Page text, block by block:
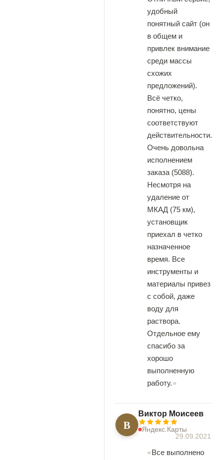
удобный
понятный сайт (он
в общем и
привлек внимание
среди массы
схожих
предложений).
Всё четко,
понятно, цены
соответствуют
действительности.
Очень довольна
исполнением
заказа (5088).
Несмотря на
удаление от
МКАД (75 км),
установщик
приехал в четко
назначенное
время. Все
инструменты и
материалы привез
с собой, даже
воду для
раствора.
Отдельное ему
спасибо за
хорошо
выполненную
работу.
В
Виктор Моисеев
Яндекс.Карты
29.09.2021
Все выполнено